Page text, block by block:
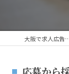
大阪で求人広告